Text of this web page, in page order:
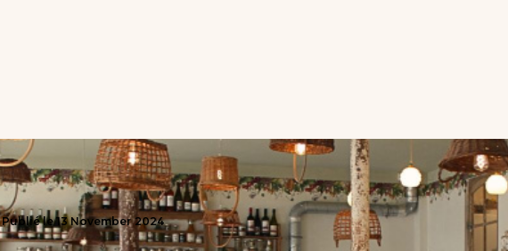
Publié le13 November 2024